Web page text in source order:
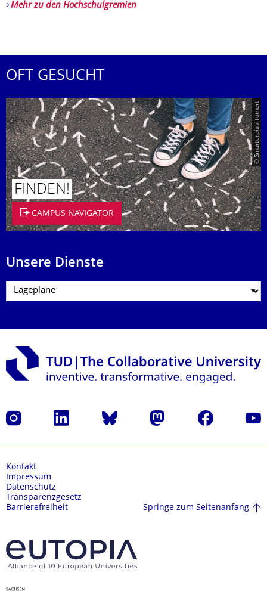
Mehr zu den Hochschulgremien
OFT GESUCHT
© Smarterpix / tomert
FINDEN!
CAMPUS NAVIGATOR
Unsere Dienste
Instagram LinkedIn Bluesky Mastodon Facebook
Kontakt
Impressum
Datenschutz
Transparenzgesetz
Barrierefreiheit
Springe zum Seitenanfang